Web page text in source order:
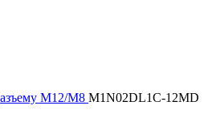
M12/M8 M1N02DL1C-12MD